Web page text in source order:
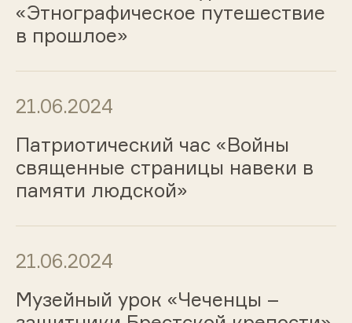
«Этнографическое путешествие
в прошлое»
21.06.2024
Патриотический час «Войны
священные страницы навеки в
памяти людской»
21.06.2024
Музейный урок «Чеченцы –